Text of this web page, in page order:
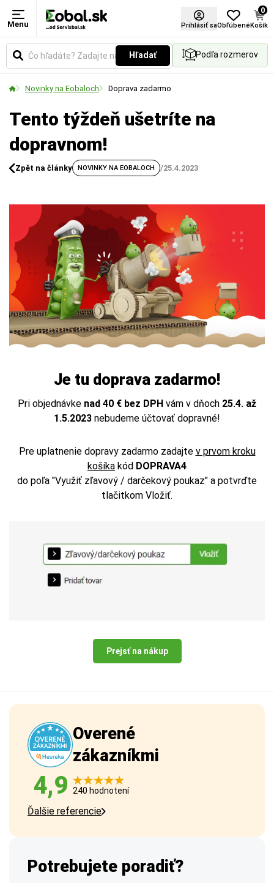
Menu Prihlásiť saObľúbené
0
Košík
Hľadať Podľa rozmerov
Novinky na Eobaloch Doprava zadarmo
Tento týždeň ušetríte na
dopravnom!
Zpět na články NOVINKY NA EOBALOCH /25.4.2023
Je tu doprava zadarmo!
Pri objednávke nad 40 € bez DPH vám v dňoch 25.4. až
1.5.2023 nebudeme účtovať dopravné!
Pre uplatnenie dopravy zadarmo zadajte v prvom kroku
košíka kód DOPRAVA4
do poľa "Využiť zľavový / darčekový poukaz" a potvrďte
tlačitkom Vložiť.
Prejsť na nákup
Overené
zákazníkmi
4,9 240 hodnotení
Ďalšie referencie
Potrebujete poradiť?